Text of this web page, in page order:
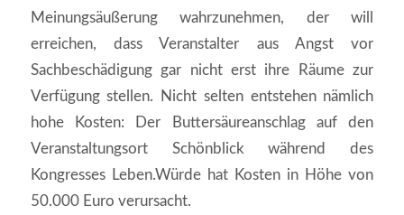
Meinungsäußerung wahrzunehmen, der will
erreichen, dass Veranstalter aus Angst vor
Sachbeschädigung gar nicht erst ihre Räume zur
Verfügung stellen. Nicht selten entstehen nämlich
hohe Kosten: Der Buttersäureanschlag auf den
Veranstaltungsort Schönblick während des
Kongresses Leben.Würde hat Kosten in Höhe von
50.000 Euro verursacht.